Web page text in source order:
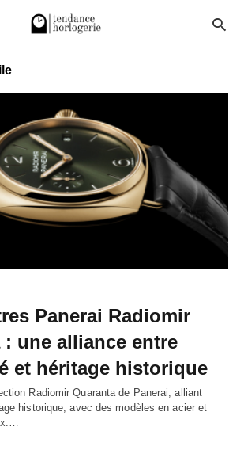
Panerai Radiomir
: une alliance entre
et héritage historique
Radiomir Quaranta de Panerai, alliant
historique, avec des modèles en acier et